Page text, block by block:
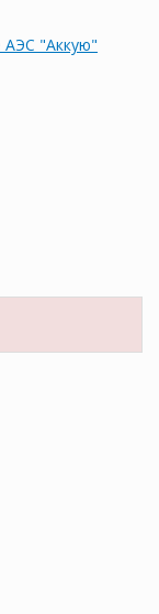
АЭС "Аккую"